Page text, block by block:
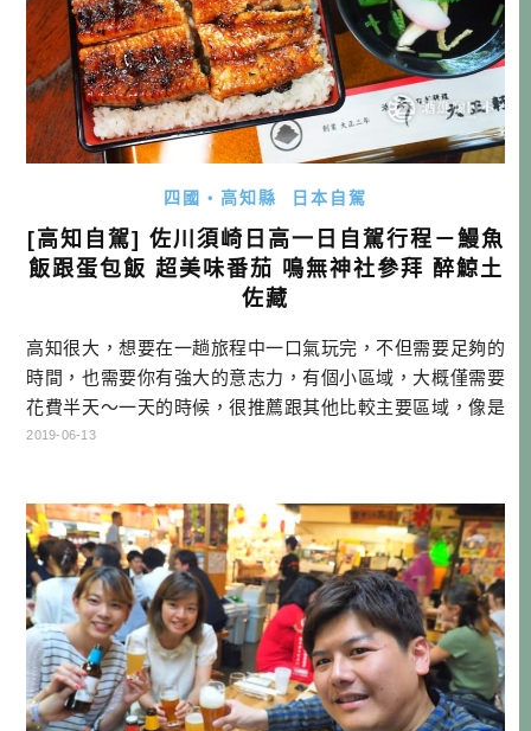
四國・高知縣 日本自駕
[高知自駕] 佐川須崎日高一日自駕行程－鰻魚
飯跟蛋包飯 超美味番茄 鳴無神社參拜 醉鯨土
佐藏
高知很大，想要在一趟旅程中一口氣玩完，不但需要足夠的
時間，也需要你有強大的意志力，有個小區域，大概僅需要
花費半天～一天的時候，很推薦跟其他比較主要區域，像是
四萬十、仁淀川、高知市來搭配行程。可以是中途地點，當
與喜好囉！ 這次介紹的區域剛好夾在中間，橫跨了佐川町、
須崎市、日高村、土佐市等行政區， […]…
2019-06-13